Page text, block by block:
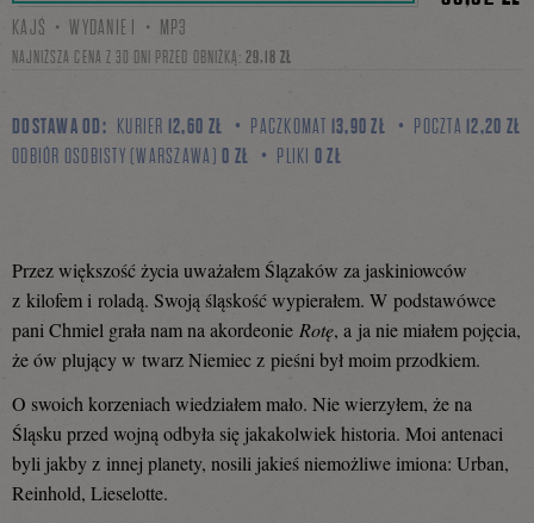
KAJŚ・WYDANIE I・MP3
NAJNIŻSZA CENA Z 30 DNI PRZED OBNIŻKĄ: 29,18 ZŁ
DOSTAWA OD: KURIER 12,60 ZŁ PACZKOMAT 13,90 ZŁ POCZTA 12,20 ZŁ
ODBIÓR OSOBISTY (WARSZAWA) 0 ZŁ PLIKI 0 ZŁ
Przez większość życia uważałem Ślązaków za jaskiniowców
z kilofem i roladą. Swoją śląskość wypierałem. W podstawówce
pani Chmiel grała nam na akordeonie Rotę, a ja nie miałem pojęcia,
że ów plujący w twarz Niemiec z pieśni był moim przodkiem.
O swoich korzeniach wiedziałem mało. Nie wierzyłem, że na
Śląsku przed wojną odbyła się jakakolwiek historia. Moi antenaci
byli jakby z innej planety, nosili jakieś niemożliwe imiona: Urban,
Reinhold, Lieselotte.